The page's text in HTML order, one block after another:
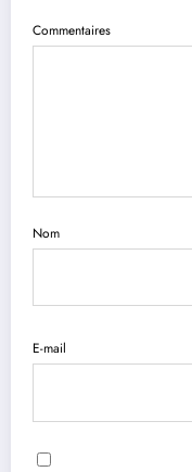
Commentaires
Nom
E-mail